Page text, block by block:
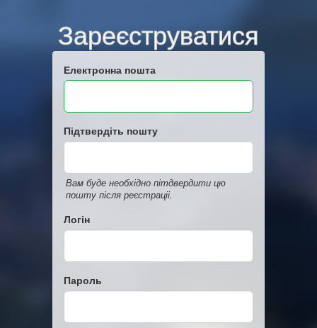
Зареєструватися
Електронна пошта
Підтвердіть пошту
Вам буде необхідно пітдвердити цю
пошту після реєстраціі.
Логін
Пароль